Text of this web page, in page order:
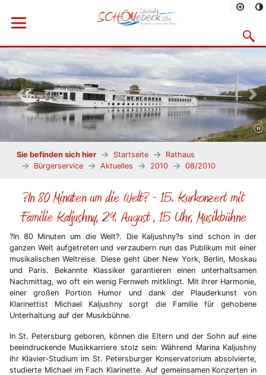
Menü öffnen
Vorheriges Bild
Sie befinden sich hier Startseite
Rathaus
Bürgerservice
Aktuelles 2010 08/2010
?In 80 Minuten um die Welt? - 15. Kurkonzert mit
Familie Kaljushny, 29. August , 15 Uhr, Musikbühne
?In 80 Minuten um die Welt?. Die Kaljushny?s sind schon in der
ganzen Welt aufgetreten und verzaubern nun das Publikum mit einer
musikalischen Weltreise. Diese geht über New York, Berlin, Moskau
und Paris. Bekannte Klassiker garantieren einen unterhaltsamen
Nachmittag, wo oft ein wenig Fernweh mitklingt. Mit ihrer Harmonie,
einer großen Portion Humor und dank der Plauderkunst von
Klarinettist Michael Kaljushny sorgt die Familie für gehobene
Unterhaltung auf der Musikbühne.
In St. Petersburg geboren, können die Eltern und der Sohn auf eine
beeindruckende Musikkarriere stolz sein: Während Marina Kaljushny
ihr Klavier-Studium im St. Petersburger Konservatorium absolvierte,
studierte Michael im Fach Klarinette. Auf gemeinsamen Konzerten in